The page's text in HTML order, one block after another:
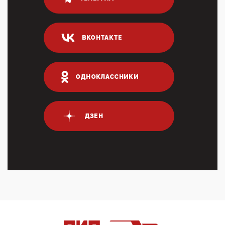
80% сирийцев в ФРГ должны вернуться на родину.
04:47, 10 Апреля 2026
ИНН для переводов по СБП это первый шаг из
логических двухЗаполнение ИНН при любых
переводах по ...
03:35, 10 Апреля 2026
Суммарное вознаграждение менеджменту в 15
крупных банках по итогам 2025 года превысило 63
03:01, 10 Апреля 2026
Террорист и убийца Буданов вальяжно сообщил,
что союзники просили Киев не наносить удары по
входМошенники активно пользуются аккаунтами на
ВКОНТАКТЕ
ОДНОКЛАССНИКИ
ДЗЕН